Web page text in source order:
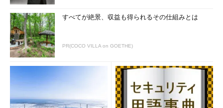
すべてが絶景、収益も得られるその仕組みとは
PR(COCO VILLA on GOETHE)